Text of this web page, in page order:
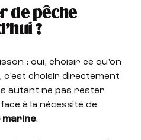
de pêche
?
: oui, choisir ce qu’on
choisir directement
autant ne pas rester
à la nécessité de
marine.